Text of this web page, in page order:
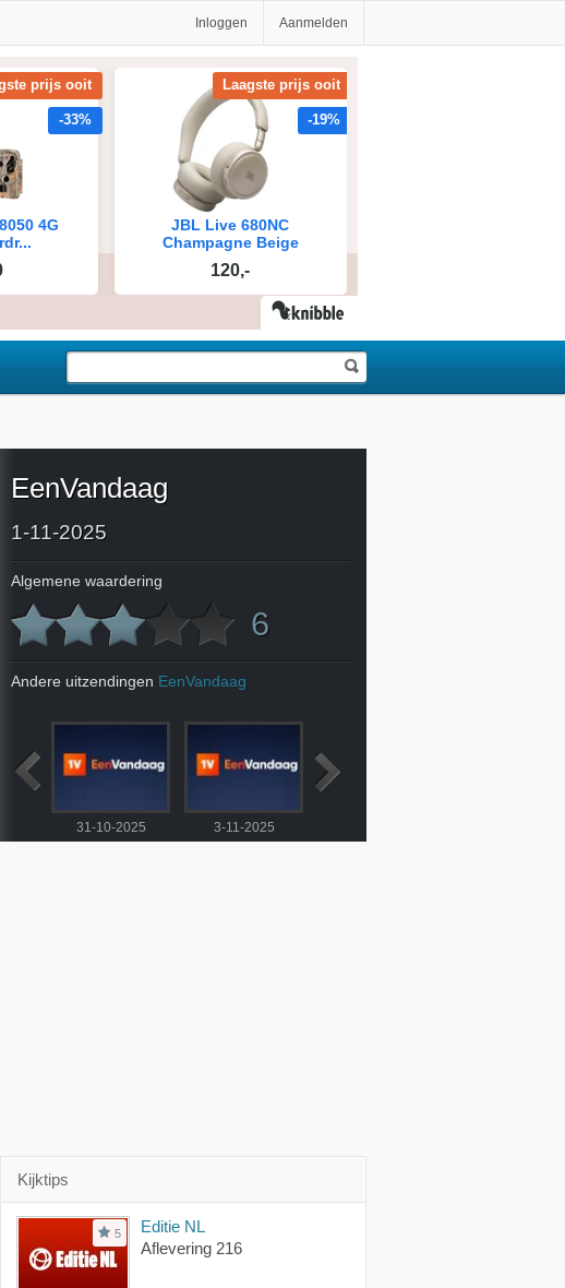
Inloggen Aanmelden
EenVandaag
1-11-2025
Algemene waardering
6
Andere uitzendingen EenVandaag
31-10-2025 3-11-2025
Kijktips
5
Editie NL
Aflevering 216